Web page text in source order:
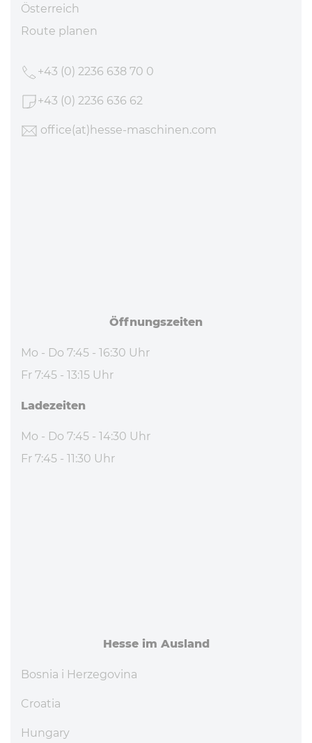
Österreich
Route planen
+43 (0) 2236 638 70 0
+43 (0) 2236 636 62
office(at)hesse-maschinen.com
Öff­nungs­zei­ten
Mo - Do 7:45 - 16:30 Uhr
Fr 7:45 - 13:15 Uhr
La­de­zei­ten
Mo - Do 7:45 - 14:30 Uhr
Fr 7:45 - 11:30 Uhr
Hesse im Ausland
Bosnia i Herzegovina
Croatia
Hungary